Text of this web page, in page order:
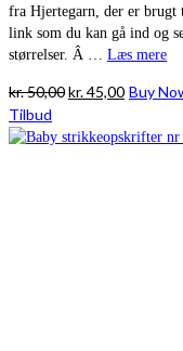
fra Hjertegarn, der er
link som du kan gå ind og
størrelser. Â … Læs mere
kr.50,00Den
pris
kr.45,00Den
pris
Buy
Tilbud